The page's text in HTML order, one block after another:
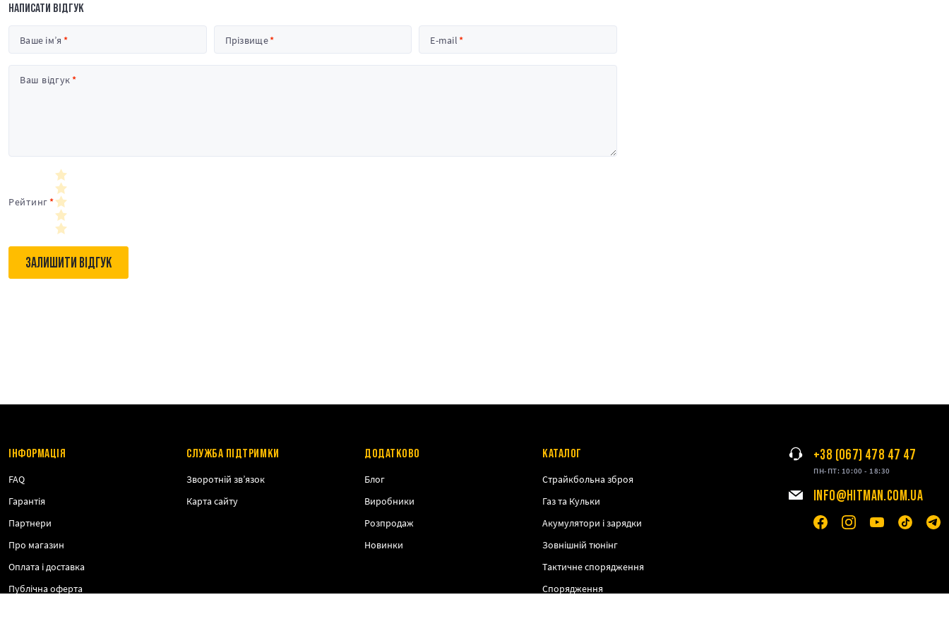
НАПИСАТИ ВІДГУК
Ваше ім’я Прізвище E-mail
Ваш відгук
Рейтинг
ЗАЛИШИТИ ВІДГУК
ІНФОРМАЦІЯ
FAQ
Гарантія
Партнери
Про магазин
Оплата і доставка
Публічна оферта
СЛУЖБА ПІДТРИМКИ
Зворотній зв’язок
Карта сайту
ДОДАТКОВО
Блог
Виробники
Розпродаж
Новинки
КАТАЛОГ
Страйкбольна зброя
Газ та Кульки
Акумулятори і зарядки
Зовнішній тюнінг
Тактичне спорядження
Спорядження
+38 (067) 478 47 47
ПН-ПТ: 10:00 - 18:30
INFO@HITMAN.COM.UA